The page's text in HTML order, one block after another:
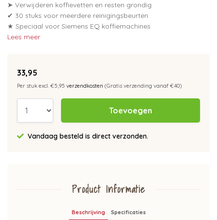
➤ Verwijderen koffievetten en resten grondig
✔ 30 stuks voor meerdere reinigingsbeurten
★ Speciaal voor Siemens EQ koffiemachines
Lees meer
33,95
Per stuk excl. €5,95 verzendkosten (Gratis verzending vanaf €40)
Toevoegen
Vandaag besteld is direct verzonden.
Product Informatie
Beschrijving Specificaties